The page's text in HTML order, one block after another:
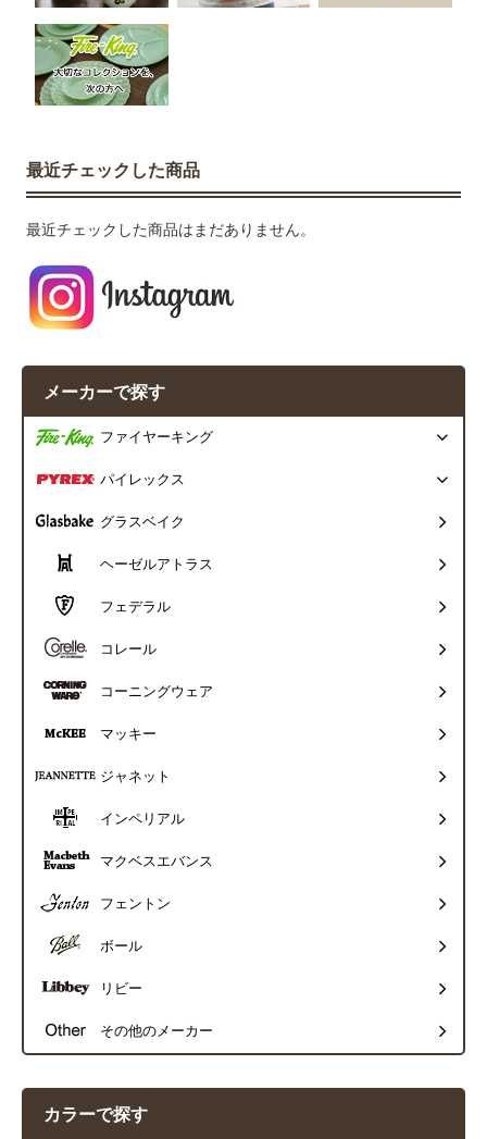
最近チェックした商品
最近チェックした商品はまだありません。
メーカーで探す
ファイヤーキング
パイレックス
グラスベイク
ヘーゼルアトラス
フェデラル
コレール
コーニングウェア
マッキー
ジャネット
インペリアル
マクベスエバンス
フェントン
ボール
リビー
その他のメーカー
カラーで探す